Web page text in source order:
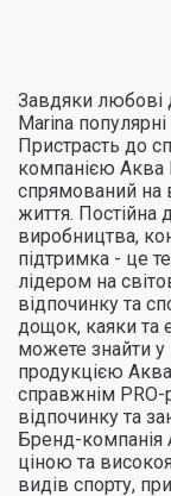
Завдяки любові
Marina
Пристрасть до
компанією
спрямований на
життя. Постійна
виробництва,
підтримка - це
лідером на
відпочинку та
дощок, каяки та
можете знайти у
продукцією
справжнім PRO-
відпочинку та
Бренд-компанія
ціною та
видів спорту,